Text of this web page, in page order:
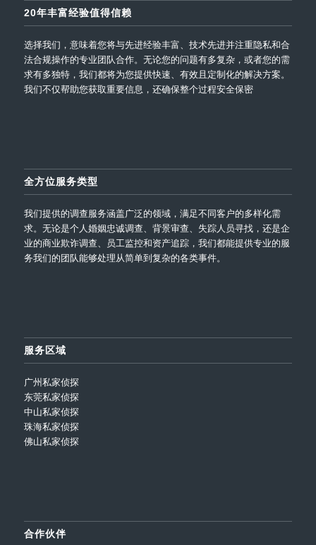
20年丰富经验值得信赖
选择我们，意味着您将与先进经验丰富、技术先进并注重隐私和合
法合规操作的专业团队合作。无论您的问题有多复杂，或者您的需
求有多独特，我们都将为您提供快速、有效且定制化的解决方案。
我们不仅帮助您获取重要信息，还确保整个过程安全保密
全方位服务类型
我们提供的调查服务涵盖广泛的领域，满足不同客户的多样化需
求。无论是个人婚姻忠诚调查、背景审查、失踪人员寻找，还是企
业的商业欺诈调查、员工监控和资产追踪，我们都能提供专业的服
务我们的团队能够处理从简单到复杂的各类事件。
服务区域
广州私家侦探
东莞私家侦探
中山私家侦探
珠海私家侦探
佛山私家侦探
合作伙伴